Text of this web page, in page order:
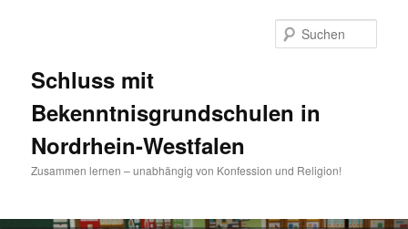
Schluss mit
Bekenntnisgrundschulen in
Nordrhein-Westfalen
Zusammen lernen – unabhängig von Konfession und Religion!